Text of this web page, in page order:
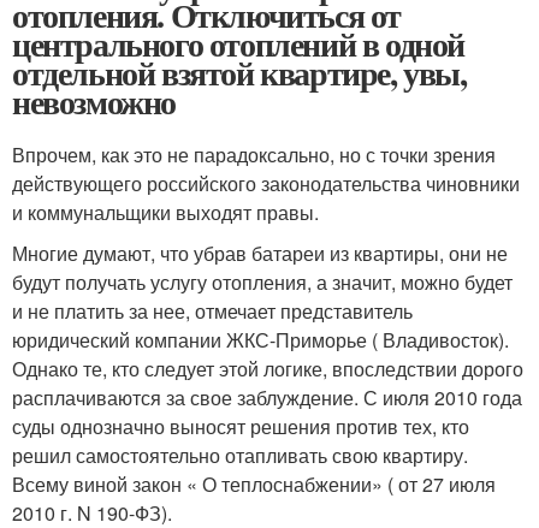
отопления. Отключиться от
центрального отоплений в одной
отдельной взятой квартире, увы,
невозможно
Впрочем, как это не парадоксально, но с точки зрения
действующего российского законодательства чиновники
и коммунальщики выходят правы.
Многие думают, что убрав батареи из квартиры, они не
будут получать услугу отопления, а значит, можно будет
и не платить за нее, отмечает представитель
юридический компании ЖКС-Приморье ( Владивосток).
Однако те, кто следует этой логике, впоследствии дорого
расплачиваются за свое заблуждение. С июля 2010 года
суды однозначно выносят решения против тех, кто
решил самостоятельно отапливать свою квартиру.
Всему виной закон « О теплоснабжении» ( от 27 июля
2010 г. N 190-ФЗ).